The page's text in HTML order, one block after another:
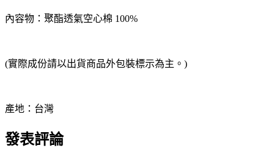
內容物：聚酯透氣空心棉 100%
(實際成份請以出貨商品外包裝標示為主。)
產地：台灣
發表評論